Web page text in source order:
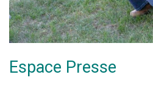
Espace Presse